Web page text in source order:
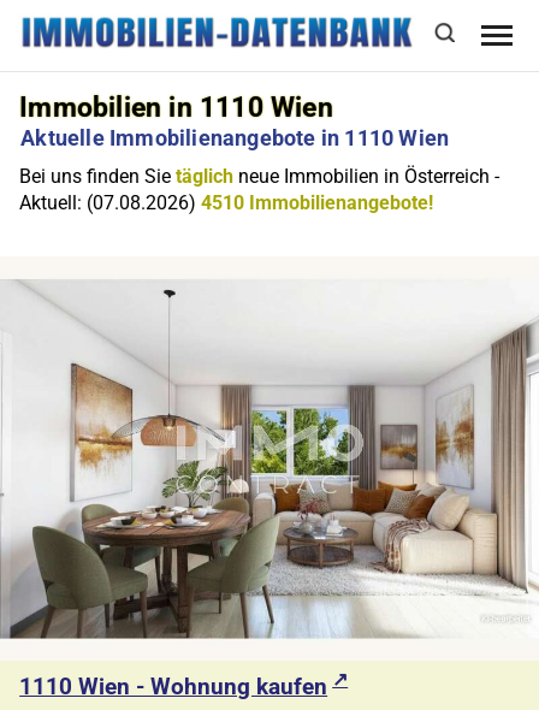
Immobilien in 1110 Wien
Aktuelle Immobilienangebote in 1110 Wien
Bei uns finden Sietäglich neue Immobilien in Österreich -
Aktuell: (07.08.2026)4510 Immobilienangebote!
1110 Wien - Wohnung kaufen